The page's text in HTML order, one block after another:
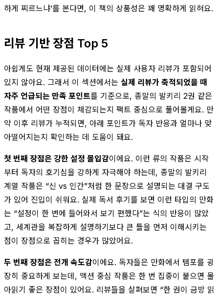
하게 찌르느냐’를 본다면, 이 책의 상품성은 꽤 명확하게 읽혀요.
리뷰 기반 장점 Top 5
아쉽게도 현재 제공된 데이터에는 실제 사용자 리뷰가 포함되어
있지 않아요. 그래서 이 섹션에서는 실제 리뷰가 축적되었을 때
자주 언급되는 만족 포인트를 기준으로, 종말의 발키리 2권 같은
작품에서 어떤 장점이 체감되는지 팩트 중심으로 풀어볼게요. 만
약 이후 리뷰가 누적되면, 아래 포인트가 독자 반응과 얼마나 맞
아떨어지는지 확인하는 데 도움이 돼요.
첫 번째 장점은 강한 설정 몰입감이에요. 이런 류의 작품은 시작
부터 독자의 호기심을 강하게 자극해야 하는데, 종말의 발키리
계열 작품은 “신 vs 인간”처럼 한 문장으로 설명되는 대결 구도
가 있어 진입이 쉬워요. 실제 독서 후기를 보면 이런 타입의 만화
는 “설정이 한 번에 들어와서 보기 편했다”는 식의 반응이 많았
고, 세계관을 복잡하게 설명하기보다 큰 틀을 먼저 이해시키는
점이 장점으로 꼽히는 경우가 많았어요.
두 번째 장점은 전개 속도감이에요. 독자들은 만화에서 템포를 굉
장히 중요하게 보는데, 액션 중심 작품은 한 번 집중이 붙으면 몰
아읽기 좋은 장점이 있어요. 리뷰들을 살펴보면 “한 권이 금방 읽